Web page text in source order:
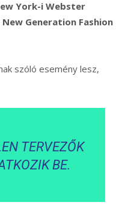
York-i Webster
Generation Fashion
szóló esemény lesz,
TERVEZŐK
BE.